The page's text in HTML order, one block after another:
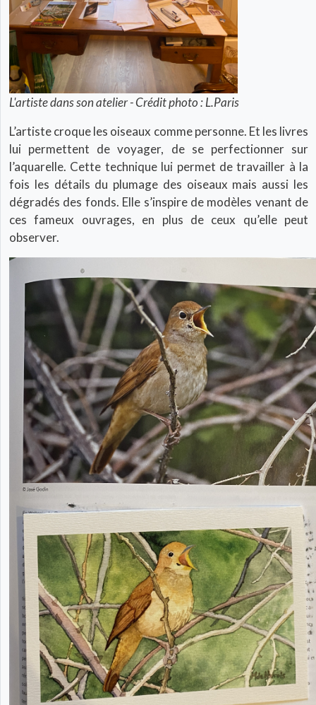
L'artiste dans son atelier - Crédit photo : L.Paris
L’artiste croque les oiseaux comme personne. Et les livres
lui permettent de voyager, de se perfectionner sur
l’aquarelle. Cette technique lui permet de travailler à la
fois les détails du plumage des oiseaux mais aussi les
dégradés des fonds. Elle s’inspire de modèles venant de
ces fameux ouvrages, en plus de ceux qu’elle peut
observer.